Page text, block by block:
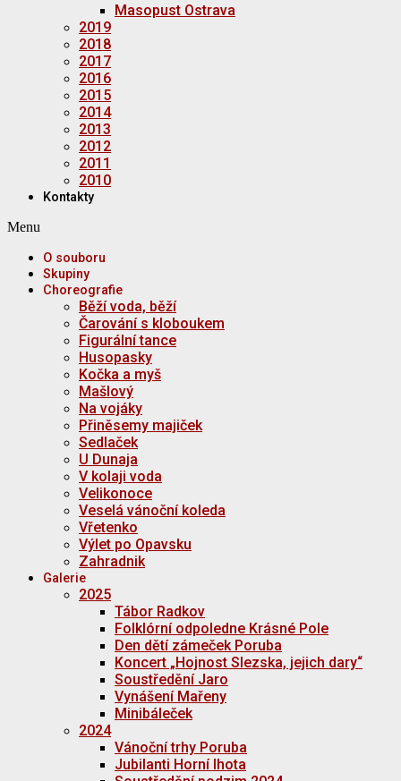
Masopust Ostrava
2019
2018
2017
2016
2015
2014
2013
2012
2011
2010
Kontakty
Menu
O souboru
Skupiny
Choreografie
Běží voda, běží
Čarování s kloboukem
Figurální tance
Husopasky
Kočka a myš
Mašlový
Na vojáky
Přiněsemy majiček
Sedlaček
U Dunaja
V kolaji voda
Velikonoce
Veselá vánoční koleda
Vřetenko
Výlet po Opavsku
Zahradnik
Galerie
2025
Tábor Radkov
Folklórní odpoledne Krásné Pole
Den dětí zámeček Poruba
Koncert „Hojnost Slezska, jejich dary“
Soustředění Jaro
Vynášení Mařeny
Minibáleček
2024
Vánoční trhy Poruba
Jubilanti Horní lhota